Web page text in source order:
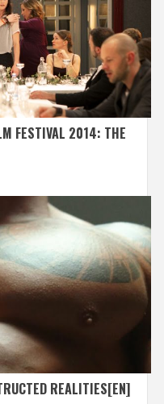
FESTIVAL 2014: THE
REALITIES[EN]